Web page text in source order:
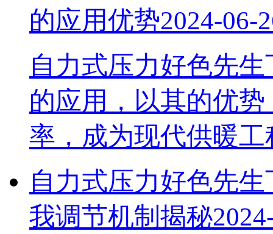
的应用优势2024-06-
自力式压力好色先
的应用，以其的优
率，成为现代供暖
自力式压力好色先
我调节机制揭秘